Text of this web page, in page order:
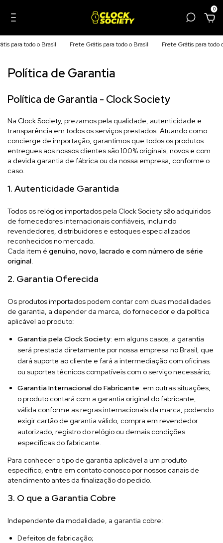
0
para todo o Brasil Frete Grátis para todo o Brasil Frete Grátis para todo o
Política de Garantia
Política de Garantia - Clock Society
Na Clock Society, prezamos pela qualidade, autenticidade e
transparência em todos os serviços prestados. Atuando como
concierge de importação, garantimos que todos os produtos
entregues aos nossos clientes são 100% originais, novos e com
a devida garantia de fábrica ou da nossa empresa, conforme o
caso.
1. Autenticidade Garantida
Todos os relógios importados pela Clock Society são adquiridos
de fornecedores internacionais confiáveis, incluindo
revendedores, distribuidores e estoques especializados
reconhecidos no mercado.
Cada item é genuíno, novo, lacrado e com número de série
original.
2. Garantia Oferecida
Os produtos importados podem contar com duas modalidades
de garantia, a depender da marca, do fornecedor e da política
aplicável ao produto:
Garantia pela Clock Society: em alguns casos, a garantia
será prestada diretamente por nossa empresa no Brasil, que
dará suporte ao cliente e fará a intermediação com oficinas
ou suportes técnicos compatíveis com o serviço necessário;
Garantia Internacional do Fabricante: em outras situações,
o produto contará com a garantia original do fabricante,
válida conforme as regras internacionais da marca, podendo
exigir cartão de garantia válido, compra em revendedor
autorizado, registro do relógio ou demais condições
específicas do fabricante.
Para conhecer o tipo de garantia aplicável a um produto
específico, entre em contato conosco por nossos canais de
atendimento antes da finalização do pedido.
3. O que a Garantia Cobre
Independente da modalidade, a garantia cobre:
Defeitos de fabricação;